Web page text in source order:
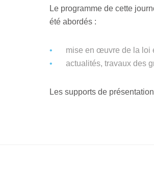
Le programme de cette
été abordés :
mise en œuvre de la loi
actualités, travaux des
Les supports de